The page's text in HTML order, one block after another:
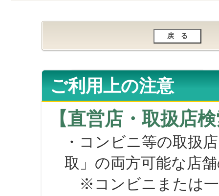
ご利用上の注意
【直営店・取扱店
・コンビニ等の取扱
取」の両方可能な店
※コンビニまたは一